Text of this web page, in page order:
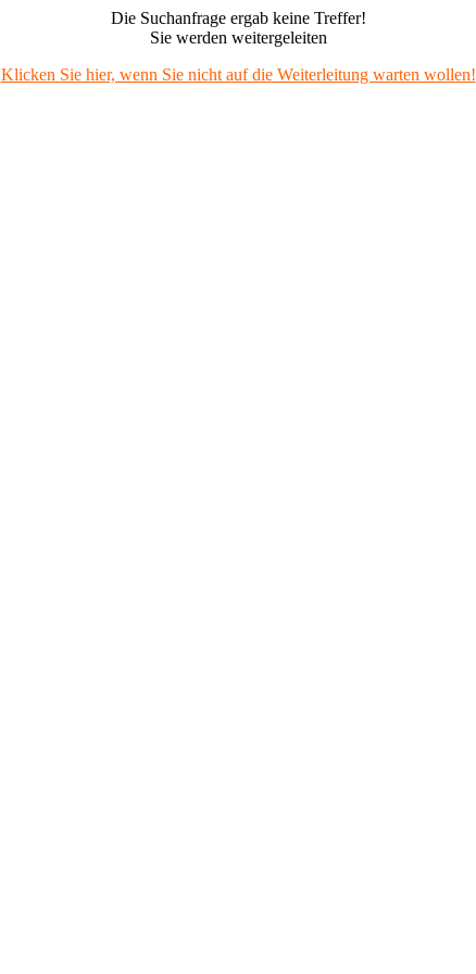
Die Suchanfrage ergab keine Treffer!
Sie werden weitergeleiten
Klicken Sie hier, wenn Sie nicht auf die Weiterleitung warten wollen!